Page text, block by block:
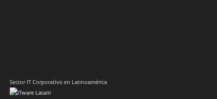
Sector IT Corporativo en Latinoamérica